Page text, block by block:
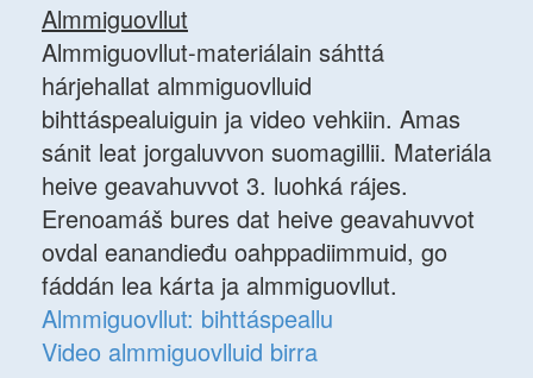
Almmiguovllut
Almmiguovllut-materiálain sáhttá
hárjehallat almmiguovlluid
bihttáspealuiguin ja video vehkiin. Amas
sánit leat jorgaluvvon suomagillii. Materiála
heive geavahuvvot 3. luohká rájes.
Erenoamáš bures dat heive geavahuvvot
ovdal eanandieđu oahppadiimmuid, go
fáddán lea kárta ja almmiguovllut.
Almmiguovllut: bihttáspeallu
Video almmiguovlluid birra